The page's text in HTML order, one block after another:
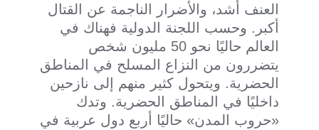
العنف أشد، والأضرار الناجمة عن القتال
أكبر. وحسب اللجنة الدولية فهناك في
العالم حاليًا نحو 50 مليون شخص
يتضررون من النزاع المسلح في المناطق
الحضرية. ويتحول كثير منهم إلى نازحين
داخليًا في المناطق الحضرية. وتدك
«حروب المدن» حاليًا أربع دول عربية في